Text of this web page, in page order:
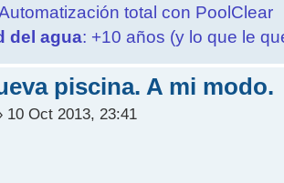
total con PoolClear
del agua: +10 años (y lo que le
piscina. A mi modo.
10 Oct 2013, 23:41